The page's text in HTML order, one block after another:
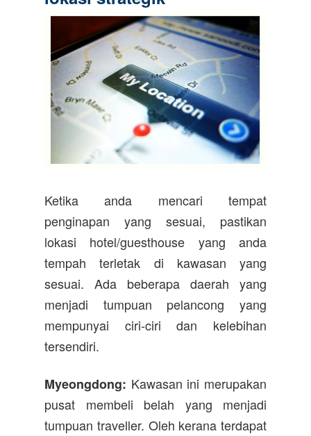
Ketika anda mencari tempat
penginapan yang sesuai, pastikan
lokasi hotel/guesthouse yang anda
tempah terletak di kawasan yang
sesuai. Ada beberapa daerah yang
menjadi tumpuan pelancong yang
mempunyai ciri-ciri dan kelebihan
tersendiri.
Myeongdong: Kawasan ini merupakan
pusat membeli belah yang menjadi
tumpuan traveller. Oleh kerana terdapat